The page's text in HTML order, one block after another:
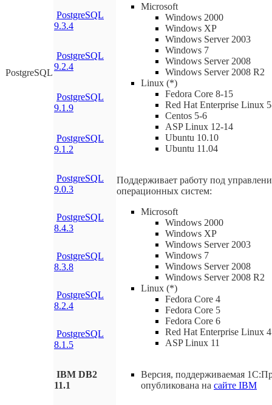
PostgreSQL
Microsoft
Windows 2000
Windows XP
Windows Server 2003
Windows 7
Windows Server 2008
Windows Server 2008 R2
Linux (*)
Fedora Core 8-15
Red Hat Enterprise Linux
Centos 5-6
ASP Linux 12-14
Ubuntu 10.10
Ubuntu 11.04
PostgreSQL
9.3.4
PostgreSQL
9.2.4
PostgreSQL
9.1.9
PostgreSQL
9.1.2
PostgreSQL
9.0.3
Поддерживает работу под
операционных систем:
Microsoft
Windows 2000
Windows XP
Windows Server 2003
Windows 7
Windows Server 2008
Windows Server 2008 R2
Linux (*)
Fedora Core 4
Fedora Core 5
Fedora Core 6
Red Hat Enterprise Linux
ASP Linux 11
PostgreSQL
8.4.3
PostgreSQL
8.3.8
PostgreSQL
8.2.4
PostgreSQL
8.1.5
IBM DB2
11.1
Версия, поддерживаемая
опубликована на сайте IBM